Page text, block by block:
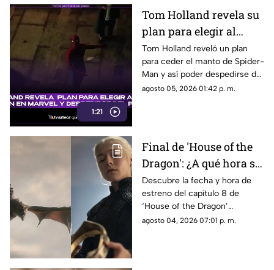
1:21
Tom Holland revela su
plan para elegir al
próximo Spider-Man
en Marvel y despedirse
del personaje
Tom Holland reveló un plan
para ceder el manto de Spider-
Man y así poder despedirse del
personaje. Aquí te
agosto 05, 2026 01:42 p. m.
Final de 'House of the
Dragon': ¿A qué hora se
estrena el ÚLTIMO
capítulo de la
temporada 3 de La Casa
del Dragón en México?
Descubre la fecha y hora de
estreno del capítulo 8 de
‘House of the Dragon’
temporada 3 en México. Todos
agosto 04, 2026 07:01 p. m.